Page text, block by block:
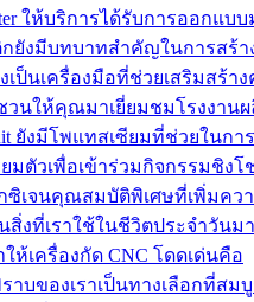
ให้บริการได้รับการออกแบ
ยังมีบทบาทสำคัญในการสร้
เป็นเครื่องมือที่ช่วยเสริมสร้า
วนให้คุณมาเยี่ยมชมโรงงานผ
ยังมีโพแทสเซียมที่ช่วยใน
ตัวเพื่อเข้าร่วมกิจกรรมชิงโ
ซิเจนคุณสมบัติพิเศษที่เพิ่มคว
สิ่งที่เราใช้ในชีวิตประจำวันม
ห้เครื่องกัด CNC โดดเด่นคือ
าบของเราเป็นทางเลือกที่สม